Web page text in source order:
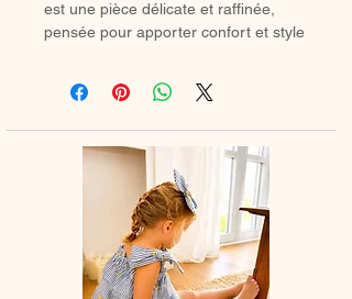
est une pièce délicate et raffinée,
pensée pour apporter confort et style
allie savoir-faire artisanal et douceur
filles avec tendresse.
nœuds à nouer sur le
, en tissu ou en dentelle, ajoutent
une touche poétique et élégante.
🌿 Léger et pratique, il se superpose
facilement sur une blouse, une robe